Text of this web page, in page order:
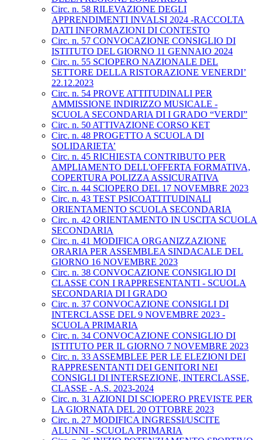
Circ. n. 58 RILEVAZIONE DEGLI
APPRENDIMENTI INVALSI 2024 -RACCOLTA
DATI INFORMAZIONI DI CONTESTO
Circ. n. 57 CONVOCAZIONE CONSIGLIO DI
ISTITUTO DEL GIORNO 11 GENNAIO 2024
Circ. n. 55 SCIOPERO NAZIONALE DEL
SETTORE DELLA RISTORAZIONE VENERDI’
22.12.2023
Circ. n. 54 PROVE ATTITUDINALI PER
AMMISSIONE INDIRIZZO MUSICALE -
SCUOLA SECONDARIA DI I GRADO “VERDI”
Circ. n. 50 ATTIVAZIONE CORSO KET
Circ. n. 48 PROGETTO A SCUOLA DI
SOLIDARIETA’
Circ. n. 45 RICHIESTA CONTRIBUTO PER
AMPLIAMENTO DELL'OFFERTA FORMATIVA,
COPERTURA POLIZZA ASSICURATIVA
Circ. n. 44 SCIOPERO DEL 17 NOVEMBRE 2023
Circ. n. 43 TEST PSICOATTITUDINALI
ORIENTAMENTO SCUOLA SECONDARIA
Circ. n. 42 ORIENTAMENTO IN USCITA SCUOLA
SECONDARIA
Circ. n. 41 MODIFICA ORGANIZZAZIONE
ORARIA PER ASSEMBLEA SINDACALE DEL
GIORNO 16 NOVEMBRE 2023
Circ. n. 38 CONVOCAZIONE CONSIGLIO DI
CLASSE CON I RAPPRESENTANTI - SCUOLA
SECONDARIA DI I GRADO
Circ. n. 37 CONVOCAZIONE CONSIGLI DI
INTERCLASSE DEL 9 NOVEMBRE 2023 -
SCUOLA PRIMARIA
Circ. n. 34 CONVOCAZIONE CONSIGLIO DI
ISTITUTO PER IL GIORNO 7 NOVEMBRE 2023
Circ. n. 33 ASSEMBLEE PER LE ELEZIONI DEI
RAPPRESENTANTI DEI GENITORI NEI
CONSIGLI DI INTERSEZIONE, INTERCLASSE,
CLASSE - A.S. 2023-2024
Circ. n. 31 AZIONI DI SCIOPERO PREVISTE PER
LA GIORNATA DEL 20 OTTOBRE 2023
Circ. n. 27 MODIFICA INGRESSI/USCITE
ALUNNI - SCUOLA PRIMARIA